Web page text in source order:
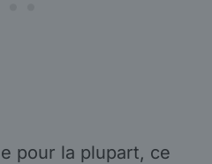
pour la plupart, ce